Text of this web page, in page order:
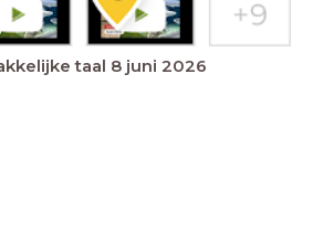
taal 8 juni 2026